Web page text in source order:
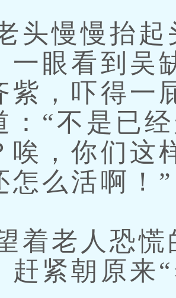
慢慢抬起
一眼看到吴
紫，吓得一
：“不是已
唉，你们这
怎么活啊！”
老人恐慌
赶紧朝原来